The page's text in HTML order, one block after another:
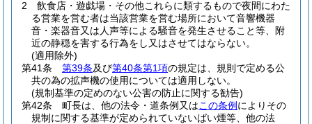
2
飲食店・遊戯場・その他これらに類するもので夜間にわた
る営業を営む者は当該営業を営む場所において音響機器
音・楽器音又は人声等による騒音を発生させること等、附
近の静穏を害する行為をし又はさせてはならない。
(適用除外)
第41条
第39条及び第40条第1項の規定は、規則で定める公
共の為の拡声機の使用については適用しない。
(規制基準の定めのない公害の防止に関する勧告)
第42条
町長は、他の法令・道条例又はこの条例 によりその
規制に関する基準が定められていないばい煙等、他の法